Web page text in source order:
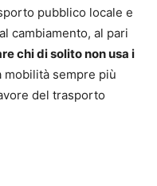
pubblico locale e
cambiamento, al pari
chi di solito non usa i
mobilità sempre più
del trasporto